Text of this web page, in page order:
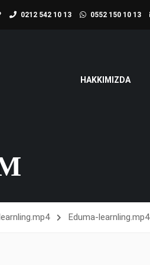
0212 542 10 13 0552 150 10 13
HAKKIMIZDA
Eduma-learnling.mp4